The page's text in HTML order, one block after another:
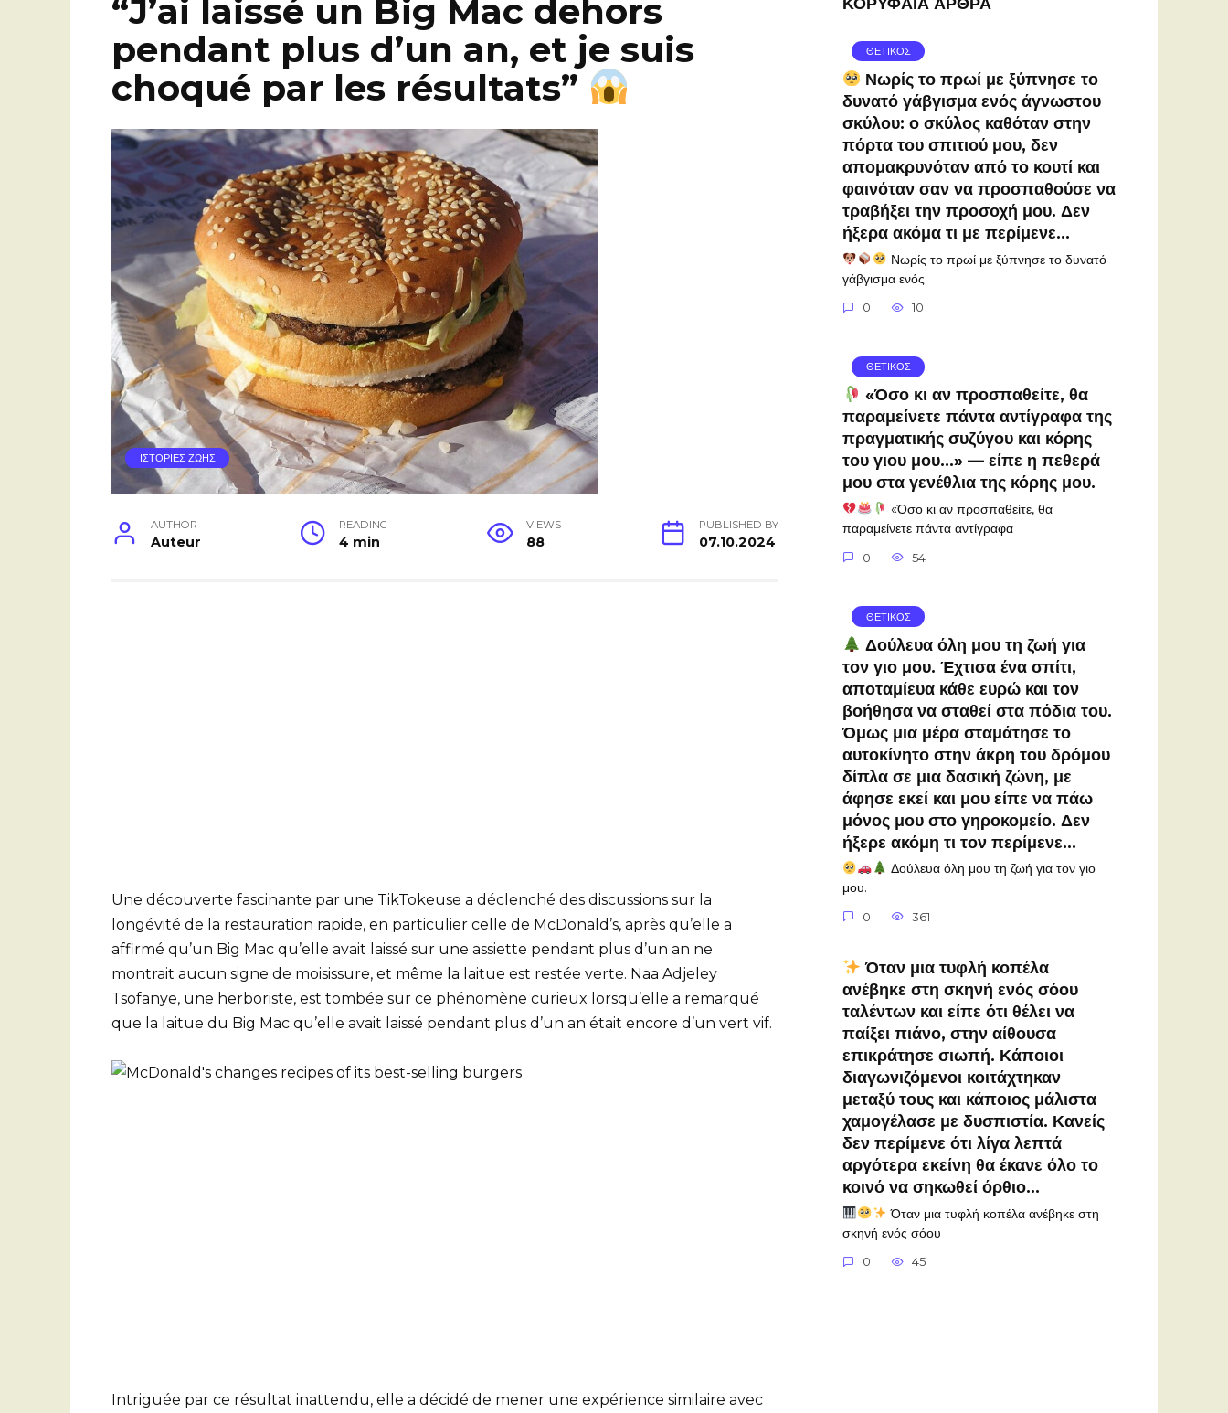
“J’ai laissé un Big Mac dehors
pendant plus d’un an, et je suis
choqué par les résultats”
ΙΣΤΟΡΙΕΣ ΖΩΗΣ
AUTHOR
Auteur
READING
4 min
VIEWS
88
PUBLISHED BY
07.10.2024
Une découverte fascinante par une TikTokeuse a déclenché des discussions sur la
longévité de la restauration rapide, en particulier celle de McDonald’s, après qu’elle a
affirmé qu’un Big Mac qu’elle avait laissé sur une assiette pendant plus d’un an ne
montrait aucun signe de moisissure, et même la laitue est restée verte. Naa Adjeley
Tsofanye, une herboriste, est tombée sur ce phénomène curieux lorsqu’elle a remarqué
que la laitue du Big Mac qu’elle avait laissé pendant plus d’un an était encore d’un vert vif.
Intriguée par ce résultat inattendu, elle a décidé de mener une expérience similaire avec
ΘΕΤΙΚΟΣ
Νωρίς το πρωί με ξύπνησε το
δυνατό γάβγισμα ενός άγνωστου
σκύλου: ο σκύλος καθόταν στην
πόρτα του σπιτιού μου, δεν
απομακρυνόταν από το κουτί και
φαινόταν σαν να προσπαθούσε να
τραβήξει την προσοχή μου. Δεν
ήξερα ακόμα τι με περίμενε…
Νωρίς το πρωί με ξύπνησε το δυνατό
γάβγισμα ενός
0 10
ΘΕΤΙΚΟΣ
«Όσο κι αν προσπαθείτε, θα
παραμείνετε πάντα αντίγραφα της
πραγματικής συζύγου και κόρης
του γιου μου…» — είπε η πεθερά
μου στα γενέθλια της κόρης μου.
«Όσο κι αν προσπαθείτε, θα
παραμείνετε πάντα αντίγραφα
0 54
ΘΕΤΙΚΟΣ
Δούλευα όλη μου τη ζωή για
τον γιο μου. Έχτισα ένα σπίτι,
αποταμίευα κάθε ευρώ και τον
βοήθησα να σταθεί στα πόδια του.
Όμως μια μέρα σταμάτησε το
αυτοκίνητο στην άκρη του δρόμου
δίπλα σε μια δασική ζώνη, με
άφησε εκεί και μου είπε να πάω
μόνος μου στο γηροκομείο. Δεν
ήξερε ακόμη τι τον περίμενε…
Δούλευα όλη μου τη ζωή για τον γιο
μου.
0 361
Όταν μια τυφλή κοπέλα
ανέβηκε στη σκηνή ενός σόου
ταλέντων και είπε ότι θέλει να
παίξει πιάνο, στην αίθουσα
επικράτησε σιωπή. Κάποιοι
διαγωνιζόμενοι κοιτάχτηκαν
μεταξύ τους και κάποιος μάλιστα
χαμογέλασε με δυσπιστία. Κανείς
δεν περίμενε ότι λίγα λεπτά
αργότερα εκείνη θα έκανε όλο το
κοινό να σηκωθεί όρθιο…
Όταν μια τυφλή κοπέλα ανέβηκε στη
σκηνή ενός σόου
0 45